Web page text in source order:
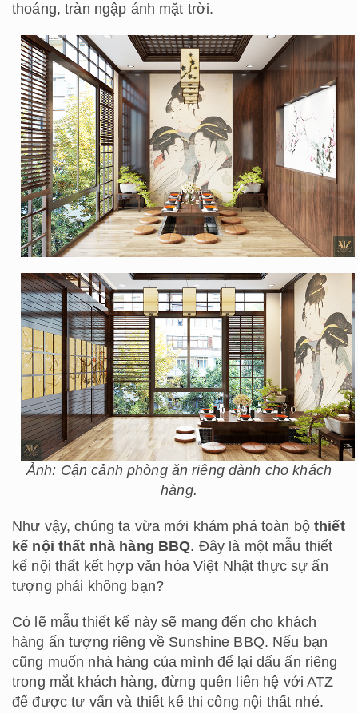
thoáng, tràn ngập ánh mặt trời.
Ảnh: Cận cảnh phòng ăn riêng dành cho khách
hàng.
Như vậy, chúng ta vừa mới khám phá toàn bộthiết
kế nội thất nhà hàng BBQ. Đây là một mẫu thiết
kế nội thất kết hợp văn hóa Việt Nhật thực sự ấn
tượng phải không bạn?
Có lẽ mẫu thiết kế này sẽ mang đến cho khách
hàng ấn tượng riêng về Sunshine BBQ. Nếu bạn
cũng muốn nhà hàng của mình để lại dấu ấn riêng
trong mắt khách hàng, đừng quên liên hệ với ATZ
để được tư vấn và thiết kế thi công nội thất nhé.